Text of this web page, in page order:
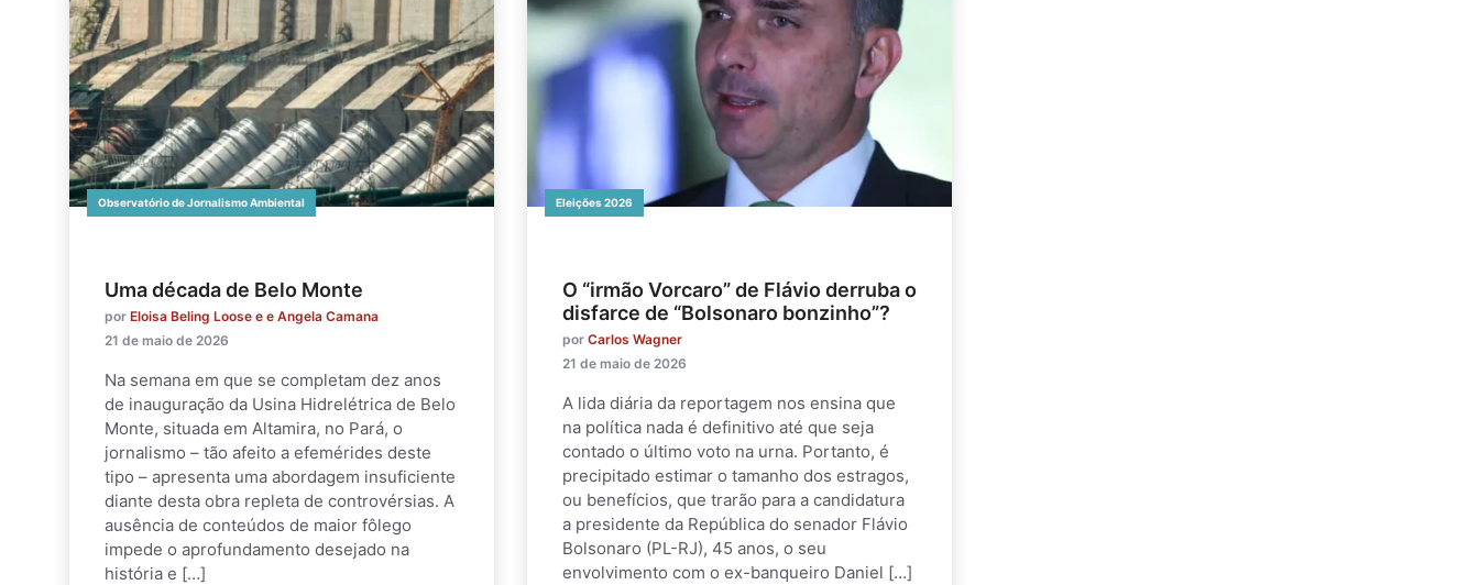
Observatório de Jornalismo Ambiental
Uma década de Belo Monte
por Eloisa Beling Loose e e Angela Camana
21 de maio de 2026
Na semana em que se completam dez anos
de inauguração da Usina Hidrelétrica de Belo
Monte, situada em Altamira, no Pará, o
jornalismo – tão afeito a efemérides deste
tipo – apresenta uma abordagem insuficiente
diante desta obra repleta de controvérsias. A
ausência de conteúdos de maior fôlego
impede o aprofundamento desejado na
história e […]
Eleições 2026
O “irmão Vorcaro” de Flávio derruba o
disfarce de “Bolsonaro bonzinho”?
por Carlos Wagner
21 de maio de 2026
A lida diária da reportagem nos ensina que
na política nada é definitivo até que seja
contado o último voto na urna. Portanto, é
precipitado estimar o tamanho dos estragos,
ou benefícios, que trarão para a candidatura
a presidente da República do senador Flávio
Bolsonaro (PL-RJ), 45 anos, o seu
envolvimento com o ex-banqueiro Daniel […]